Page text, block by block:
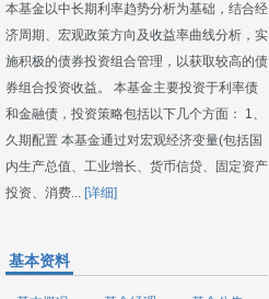
本基金以中长期利率趋势分析为基础，结合经
济周期、宏观政策方向及收益率曲线分析，实
施积极的债券投资组合管理，以获取较高的债
券组合投资收益。 本基金主要投资于利率债
和金融债，投资策略包括以下几个方面： 1、
久期配置 本基金通过对宏观经济变量(包括国
内生产总值、工业增长、货币信贷、固定资产
投资、消费... [详细]
基本资料